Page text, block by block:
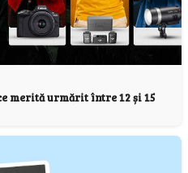
merită urmărit între 12 și 15